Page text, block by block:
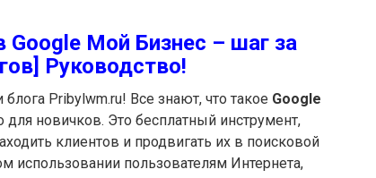
Google Мой Бизнес – шаг за
Руководство!
Pribylwm.ru! Все знают, что такое Google
для новичков. Это бесплатный инструмент,
клиентов и продвигать их в поисковой
использовании пользователям Интернета,